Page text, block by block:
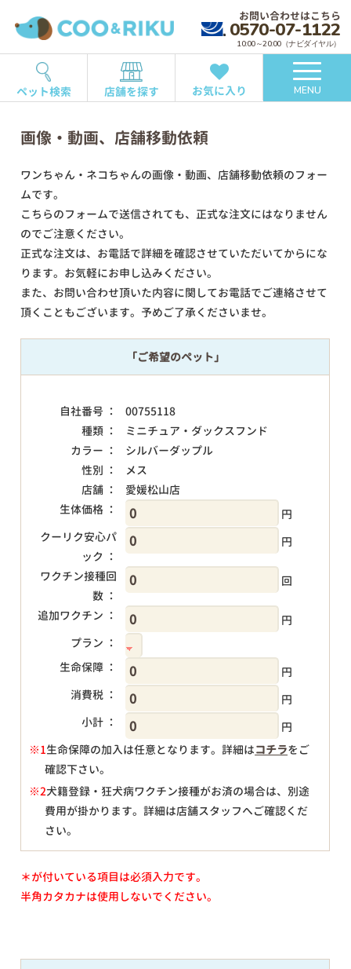
お問い合わせはこちら
0570-07-1122
10:00～20:00（ナビダイヤル）
ペット検索 店舗を探す お気に入り MENU
画像・動画、店舗移動依頼
ワンちゃん・ネコちゃんの画像・動画、店舗移動依頼のフォー
ムです。
こちらのフォームで送信されても、正式な注文にはなりません
のでご注意ください。
正式な注文は、お電話で詳細を確認させていただいてからにな
ります。お気軽にお申し込みください。
また、お問い合わせ頂いた内容に関してお電話でご連絡させて
頂くこともございます。予めご了承くださいませ。
「ご希望のペット」
自社番号 ：
00755118
種類 ：
ミニチュア・ダックスフンド
カラー ：
シルバーダップル
性別 ：
メス
店舗 ：
愛媛松山店
生体価格 ：
円
クーリク安心パ
ック ：
円
ワクチン接種回
数 ：
回
追加ワクチン ：
円
プラン ：
生命保障 ：
円
消費税 ：
円
小計 ：
円
※1生命保障の加入は任意となります。詳細はコチラをご
確認下さい。
※2犬籍登録・狂犬病ワクチン接種がお済の場合は、別途
費用が掛かります。詳細は店舗スタッフへご確認くだ
さい。
＊が付いている項目は必須入力です。
半角カタカナは使用しないでください。